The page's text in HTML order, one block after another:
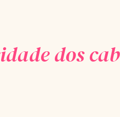
dos